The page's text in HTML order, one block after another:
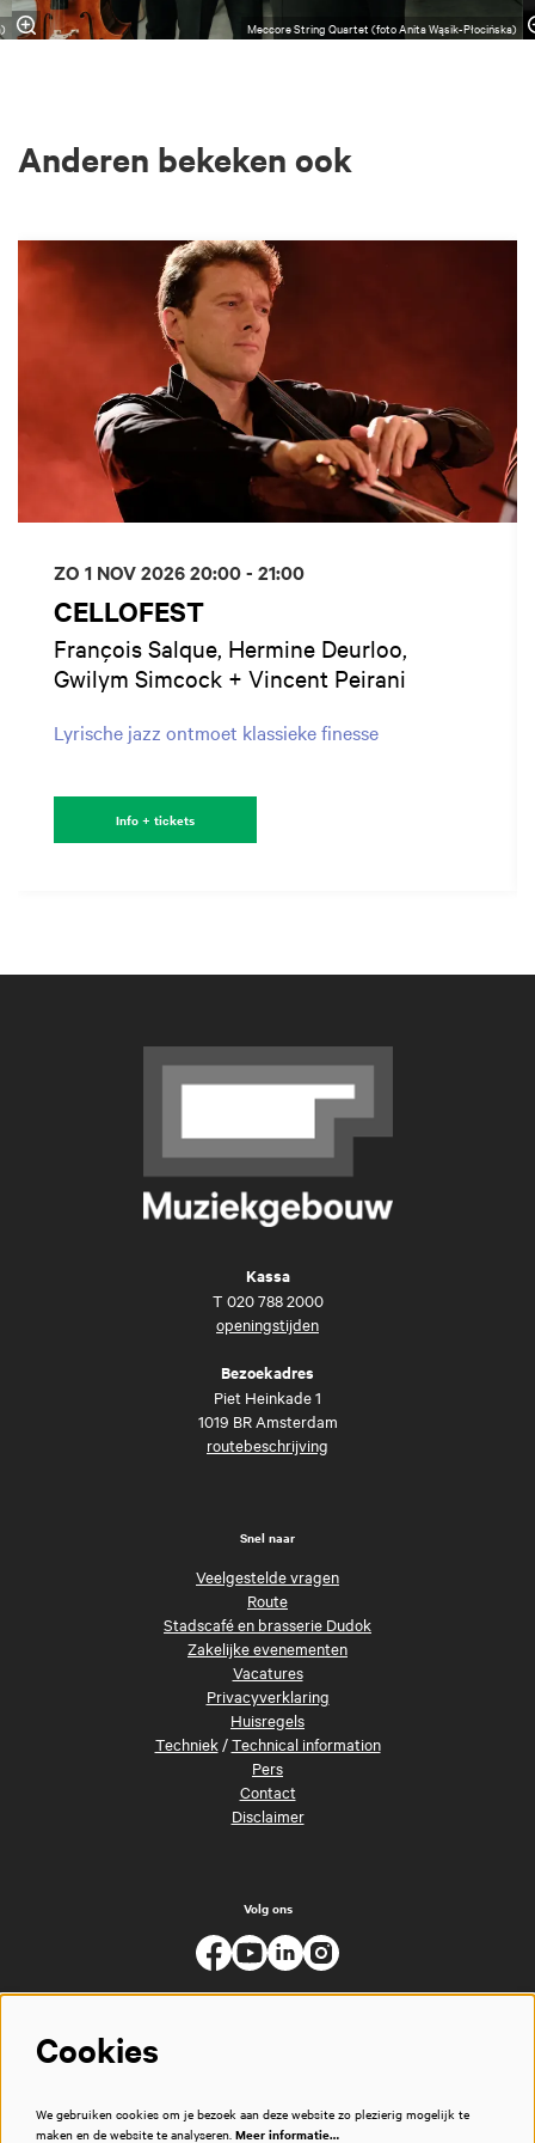
Meccore String Quartet (foto Anita Wąsik-Płocińska)
Anderen bekeken ook
CELLOFEST
François Salque, Hermine Deurloo,
Gwilym Simcock + Vincent Peirani
Lyrische jazz ontmoet klassieke finesse
ZO 1 NOV 202620:00 - 21:00
Info + tickets
Kassa
T 020 788 2000
openingstijden
Bezoekadres
Piet Heinkade 1
1019 BR Amsterdam
routebeschrijving
Snel naar
Veelgestelde vragen
Route
Stadscafé en brasserie Dudok
Zakelijke evenementen
Vacatures
Privacyverklaring
Huisregels
Techniek/Technical information
Pers
Contact
Disclaimer
Volg ons
Cookies
We gebruiken cookies om je bezoek aan deze website zo plezierig mogelijk te
maken en de website te analyseren. Meer informatie…